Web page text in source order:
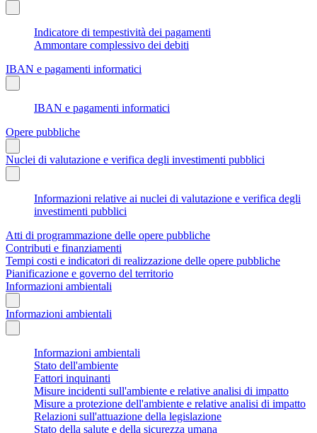
Indicatore di tempestività dei pagamenti
Ammontare complessivo dei debiti
IBAN e pagamenti informatici
IBAN e pagamenti informatici
Opere pubbliche
Nuclei di valutazione e verifica degli investimenti pubblici
Informazioni relative ai nuclei di valutazione e verifica degli
investimenti pubblici
Atti di programmazione delle opere pubbliche
Contributi e finanziamenti
Tempi costi e indicatori di realizzazione delle opere pubbliche
Pianificazione e governo del territorio
Informazioni ambientali
Informazioni ambientali
Informazioni ambientali
Stato dell'ambiente
Fattori inquinanti
Misure incidenti sull'ambiente e relative analisi di impatto
Misure a protezione dell'ambiente e relative analisi di impatto
Relazioni sull'attuazione della legislazione
Stato della salute e della sicurezza umana